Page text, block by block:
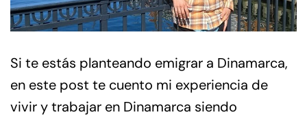
Si te estás planteando emigrar a Dinamarca,
en este post te cuento mi experiencia de
vivir y trabajar en Dinamarca siendo